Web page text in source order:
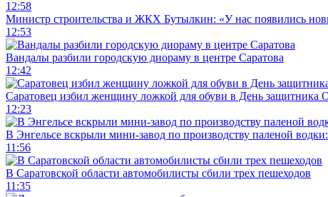
12:58
Министр строительства и ЖКХ Бутылкин: «У нас появились
12:53
Вандалы разбили городскую диораму в центре Саратова
12:42
Саратовец избил женщину ложкой для обуви в День защитника
12:23
В Энгельсе вскрыли мини-завод по производству паленой
11:56
В Саратовской области автомобилисты сбили трех пешеходов
11:35